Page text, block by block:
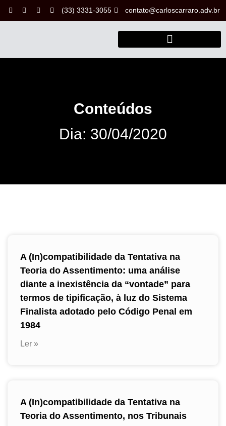
(33) 3331-3055 contato@carloscarraro.adv.br
Conteúdos
Dia: 30/04/2020
A (In)compatibilidade da Tentativa na
Teoria do Assentimento: uma análise
diante a inexistência da “vontade” para
termos de tipificação, à luz do Sistema
Finalista adotado pelo Código Penal em
1984
Ler »
A (In)compatibilidade da Tentativa na
Teoria do Assentimento, nos Tribunais